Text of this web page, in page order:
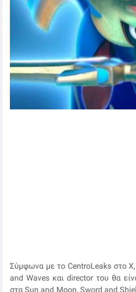
Σύμφωνα με το CentroLeaks στο X,
and Waves και director του θα
στα Sun and Moon, Sword and